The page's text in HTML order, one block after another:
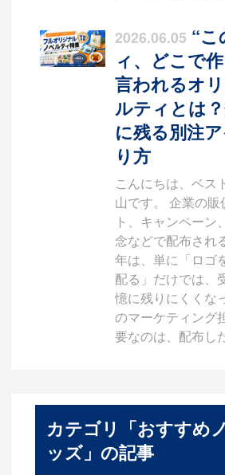
2026.06.05 “
ィ、どこで
言われるオ
ルティとは
に残る別注
り方
こんにちは、ベス
山です。 企業の
ト、キャンペーン
念などで配布され
年は、単に「ロゴ
配る」だけでは、
憶に残りにくくな
のマーケティング
要なのは、配布し
カテゴリ「おすすめ
ッズ」の記事